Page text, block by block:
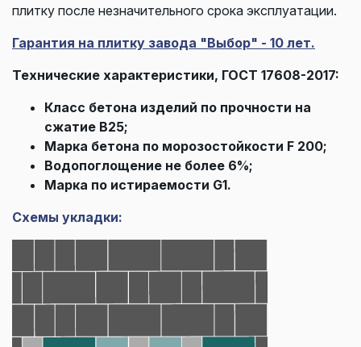
плитку после незначительного срока эксплуатации.
Гарантия на плитку завода "Выбор" - 10 лет.
Технические характеристики, ГОСТ 17608-2017:
Класс бетона изделий по прочности на
сжатие В25;
Марка бетона по морозостойкости F 200;
Водопоглощение не более 6%;
Марка по истираемости G1.
Схемы укладки: